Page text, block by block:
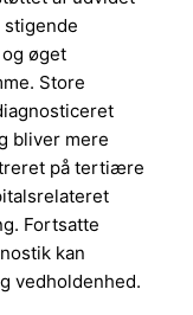
øget
Store
bliver mere
på tertiære
Fortsatte
kan
vedholdenhed.